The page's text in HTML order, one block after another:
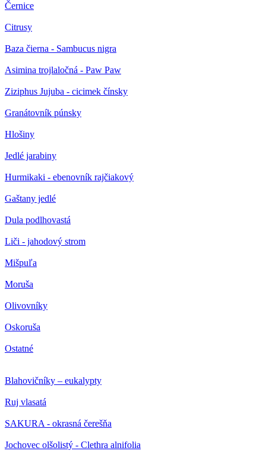
Černice
Citrusy
Baza čierna - Sambucus nigra
Asimina trojlaločná - Paw Paw
Ziziphus Jujuba - cicimek čínsky
Granátovník púnsky
Hlošiny
Jedlé jarabiny
Hurmikaki - ebenovník rajčiakový
Gaštany jedlé
Dula podlhovastá
Liči - jahodový strom
Mišpuľa
Moruša
Olivovníky
Oskoruša
Ostatné
Blahovičníky – eukalypty
Ruj vlasatá
SAKURA - okrasná čerešňa
Jochovec olšolistý - Clethra alnifolia